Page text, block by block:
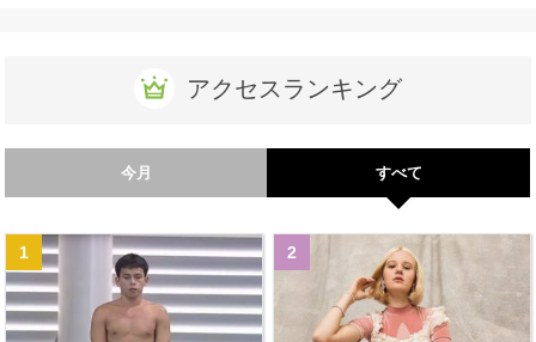
アクセスランキング
今月 すべて